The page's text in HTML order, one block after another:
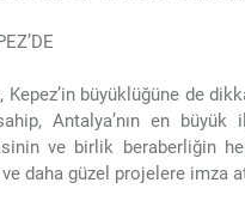
Kepez’in büyüklüğüne de
Antalya’nın en büyük
ve birlik beraberliğin
daha güzel projelere imza